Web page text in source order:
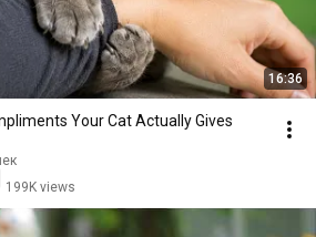
16:36
Your Cat Actually Gives
199K views